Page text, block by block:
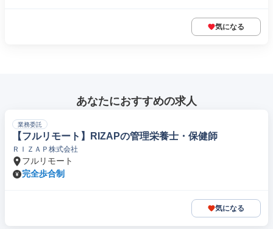
気になる
あなたにおすすめの求人
業務委託
【フルリモート】RIZAPの管理栄養士・保健師
ＲＩＺＡＰ株式会社
フルリモート
完全歩合制
気になる